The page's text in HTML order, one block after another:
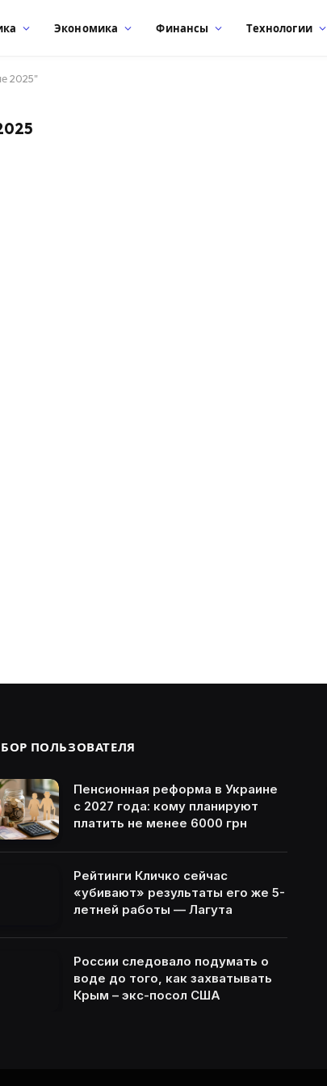
Экономика Финансы Технологии
2025"
ПОЛЬЗОВАТЕЛЯ
Пенсионная реформа в Украине
с 2027 года: кому планируют
платить не менее 6000 грн
Рейтинги Кличко сейчас
«убивают» результаты его же 5-
летней работы — Лагута
России следовало подумать о
воде до того, как захватывать
Крым – экс-посол США